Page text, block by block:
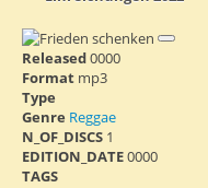
Released0000
Format mp3
Type
Genre Reggae
N_OF_DISCS 1
EDITION_DATE0000
TAGS